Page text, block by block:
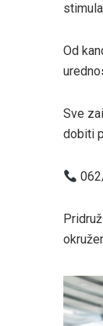
Od
Sve
dobiti